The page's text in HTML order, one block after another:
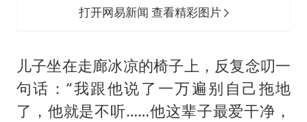
打开网易新闻 查看精彩图片
儿子坐在走廊冰凉的椅子上，反复念叨一
句话：“我跟他说了一万遍别自己拖地
了，他就是不听……他这辈子最爱干净，